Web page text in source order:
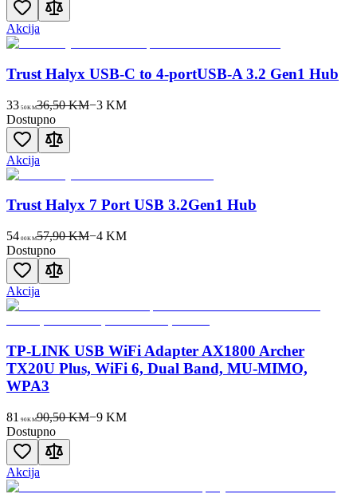
Akcija
Trust Halyx USB-C to 4-portUSB-A 3.2 Gen1 Hub
33 50KM36,50 KM−3KM
Dostupno
Akcija
Trust Halyx 7 Port USB 3.2Gen1 Hub
54 00KM57,90 KM−4KM
Dostupno
Akcija
TP-LINK USB WiFi Adapter AX1800 Archer
TX20U Plus, WiFi 6, Dual Band, MU-MIMO,
WPA3
81 90KM90,50 KM−9KM
Dostupno
Akcija